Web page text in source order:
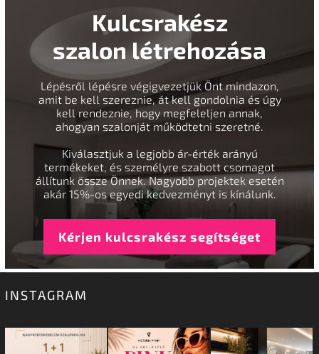
Kulcsrakész
szalon létrehozása
Lépésről lépésre végigvezetjük Önt mindazon,
amit be kell szereznie, át kell gondolnia és úgy
kell rendeznie, hogy megfeleljen annak,
ahogyan szalonját működtetni szeretné.
Kiválasztjuk a legjobb ár-érték arányú
termékeket, és személyre szabott csomagot
állítunk össze Önnek. Nagyobb projektek esetén
akár 15%-os egyedi kedvezményt is kínálunk.
Kérjen kulcsrakész segítséget
INSTAGRAM